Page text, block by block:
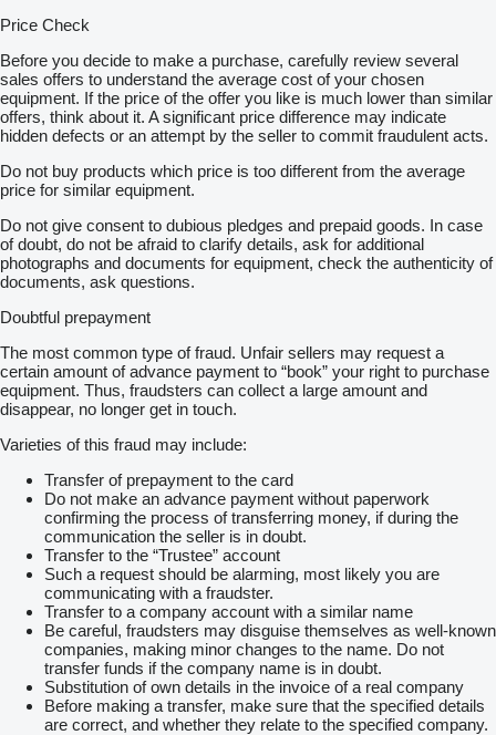
Price Check
Before you decide to make a purchase, carefully review several
sales offers to understand the average cost of your chosen
equipment. If the price of the offer you like is much lower than similar
offers, think about it. A significant price difference may indicate
hidden defects or an attempt by the seller to commit fraudulent acts.
Do not buy products which price is too different from the average
price for similar equipment.
Do not give consent to dubious pledges and prepaid goods. In case
of doubt, do not be afraid to clarify details, ask for additional
photographs and documents for equipment, check the authenticity of
documents, ask questions.
Doubtful prepayment
The most common type of fraud. Unfair sellers may request a
certain amount of advance payment to “book” your right to purchase
equipment. Thus, fraudsters can collect a large amount and
disappear, no longer get in touch.
Varieties of this fraud may include:
Transfer of prepayment to the card
Do not make an advance payment without paperwork
confirming the process of transferring money, if during the
communication the seller is in doubt.
Transfer to the “Trustee” account
Such a request should be alarming, most likely you are
communicating with a fraudster.
Transfer to a company account with a similar name
Be careful, fraudsters may disguise themselves as well-known
companies, making minor changes to the name. Do not
transfer funds if the company name is in doubt.
Substitution of own details in the invoice of a real company
Before making a transfer, make sure that the specified details
are correct, and whether they relate to the specified company.